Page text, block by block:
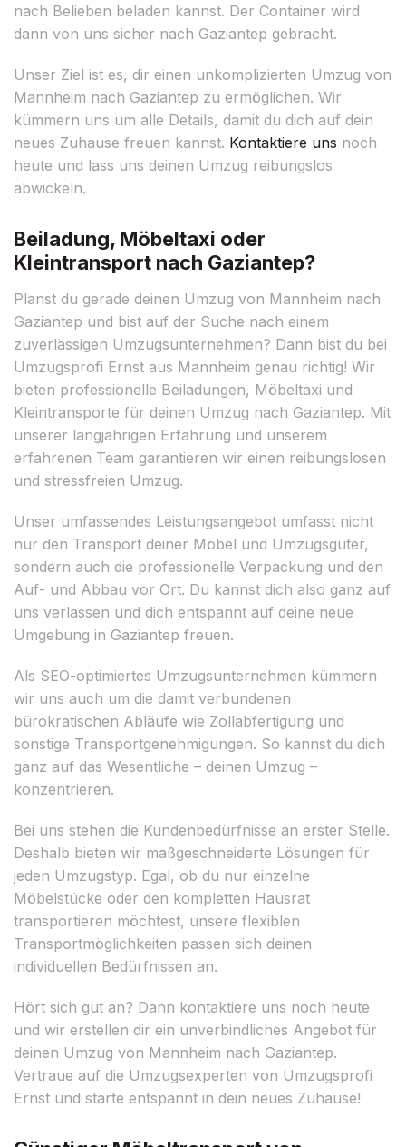
nach Belieben beladen kannst. Der Container wird
dann von uns sicher nach Gaziantep gebracht.
Unser Ziel ist es, dir einen unkomplizierten Umzug von
Mannheim nach Gaziantep zu ermöglichen. Wir
kümmern uns um alle Details, damit du dich auf dein
neues Zuhause freuen kannst. Kontaktiere uns noch
heute und lass uns deinen Umzug reibungslos
abwickeln.
Beiladung, Möbeltaxi oder
Kleintransport nach Gaziantep?
Planst du gerade deinen Umzug von Mannheim nach
Gaziantep und bist auf der Suche nach einem
zuverlässigen Umzugsunternehmen? Dann bist du bei
Umzugsprofi Ernst aus Mannheim genau richtig! Wir
bieten professionelle Beiladungen, Möbeltaxi und
Kleintransporte für deinen Umzug nach Gaziantep. Mit
unserer langjährigen Erfahrung und unserem
erfahrenen Team garantieren wir einen reibungslosen
und stressfreien Umzug.
Unser umfassendes Leistungsangebot umfasst nicht
nur den Transport deiner Möbel und Umzugsgüter,
sondern auch die professionelle Verpackung und den
Auf- und Abbau vor Ort. Du kannst dich also ganz auf
uns verlassen und dich entspannt auf deine neue
Umgebung in Gaziantep freuen.
Als SEO-optimiertes Umzugsunternehmen kümmern
wir uns auch um die damit verbundenen
bürokratischen Abläufe wie Zollabfertigung und
sonstige Transportgenehmigungen. So kannst du dich
ganz auf das Wesentliche – deinen Umzug –
konzentrieren.
Bei uns stehen die Kundenbedürfnisse an erster Stelle.
Deshalb bieten wir maßgeschneiderte Lösungen für
jeden Umzugstyp. Egal, ob du nur einzelne
Möbelstücke oder den kompletten Hausrat
transportieren möchtest, unsere flexiblen
Transportmöglichkeiten passen sich deinen
individuellen Bedürfnissen an.
Hört sich gut an? Dann kontaktiere uns noch heute
und wir erstellen dir ein unverbindliches Angebot für
deinen Umzug von Mannheim nach Gaziantep.
Vertraue auf die Umzugsexperten von Umzugsprofi
Ernst und starte entspannt in dein neues Zuhause!